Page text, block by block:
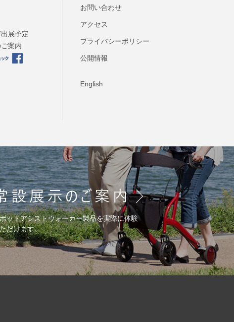
展予定
案内
お問い合わせ
アクセス
プライバシーポリシー
公開情報
English
ットアシストウォーカー製品を実際に体験
だけます。